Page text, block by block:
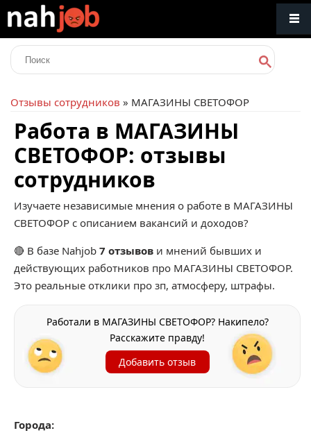
Отзывы сотрудников » МАГАЗИНЫ СВЕТОФОР
Работа в МАГАЗИНЫ
СВЕТОФОР: отзывы
сотрудников
Изучаете независимые мнения о работе в МАГАЗИНЫ
СВЕТОФОР с описанием вакансий и доходов?
🔴 В базе Nahjob 7 отзывов и мнений бывших и
действующих работников про МАГАЗИНЫ СВЕТОФОР.
Это реальные отклики про зп, атмосферу, штрафы.
Работали в МАГАЗИНЫ СВЕТОФОР? Накипело?
Расскажите правду!
Добавить отзыв
Города: